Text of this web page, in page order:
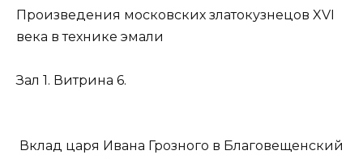
Произведения московских златокузнецов XVI
века в технике эмали
Зал 1. Витрина 6.
Вклад царя Ивана Грозного в Благовещенский